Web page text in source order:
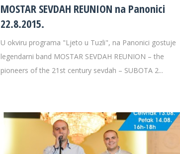
MOSTAR SEVDAH REUNION na Panonici
22.8.2015.
U okviru programa "Ljeto u Tuzli", na Panonici gostuje
legendarni band MOSTAR SEVDAH REUNION – the
pioneers of the 21st century sevdah – SUBOTA 2...